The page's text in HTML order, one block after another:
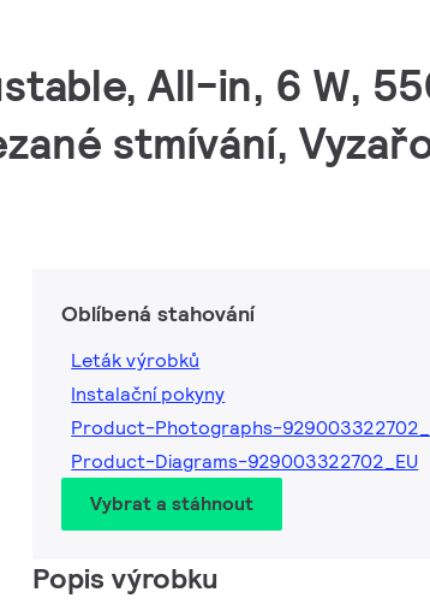
All-in, 6 W,
stmívání,
Oblíbená stahování
Leták výrobků
Instalační pokyny
Product-Photographs-
Product-Diagrams-929003322702_EU
Vybrat a stáhnout
Popis výrobku